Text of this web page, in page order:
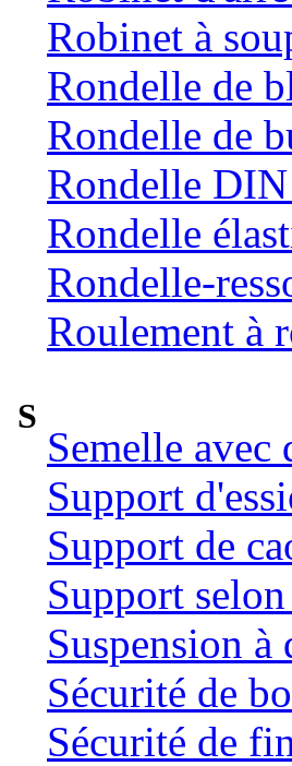
Robinet à
Rondelle de
Rondelle de
Rondelle
Rondelle
Rondelle-
Roulement à
S
Semelle
Support
Support de
Support
Suspension à
Sécurité de
Sécurité de